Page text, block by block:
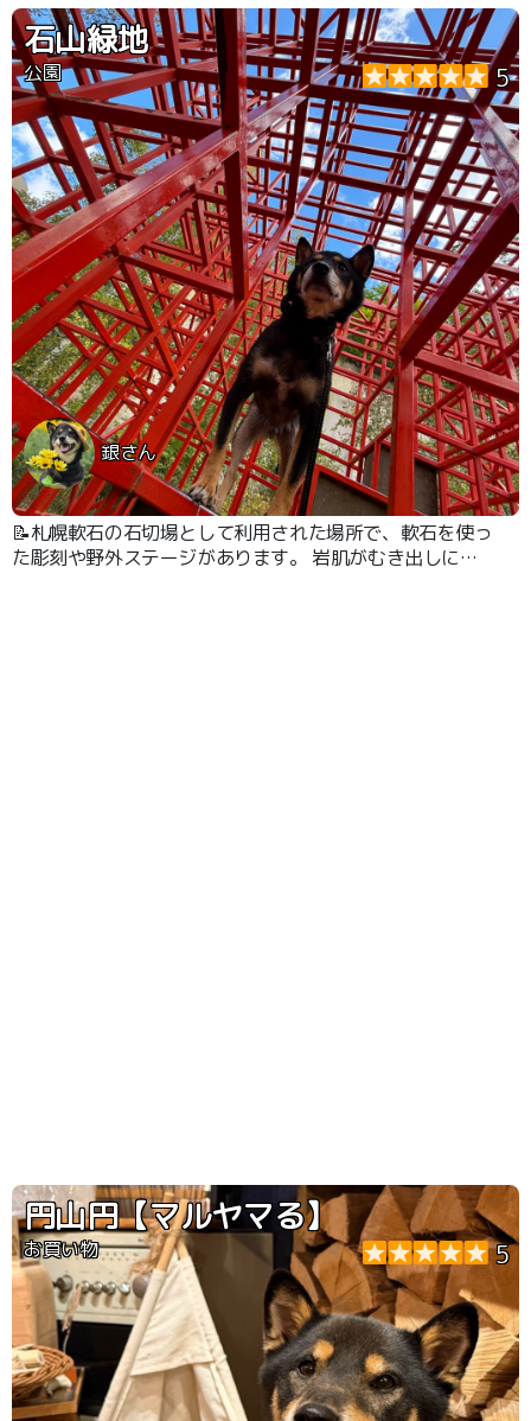
ことが可能。 夜景スポットとしても人気があります☆
石山緑地
公園 5
銀さん
📝札幌軟石の石切場として利用された場所で、軟石を使っ
た彫刻や野外ステージがあります。 岩肌がむき出しにな
円山円【マルヤマる】
お買い物 5